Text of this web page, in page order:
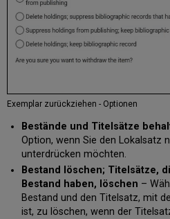
Exemplar zurückziehen - Optionen
Bestände und Titelsätze
Option, wenn Sie den Lokalsatz
unterdrücken möchten.
Bestand löschen; Titelsätze,
Bestand haben, löschen –
Bestand und den Titelsatz, mit
ist, zu löschen, wenn der